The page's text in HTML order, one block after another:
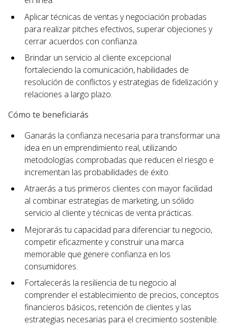
Aplicar técnicas de ventas y negociación probadas
para realizar pitches efectivos, superar objeciones y
cerrar acuerdos con confianza.
Brindar un servicio al cliente excepcional
fortaleciendo la comunicación, habilidades de
resolución de conflictos y estrategias de fidelización y
relaciones a largo plazo.
Cómo te beneficiarás
Ganarás la confianza necesaria para transformar una
idea en un emprendimiento real, utilizando
metodologías comprobadas que reducen el riesgo e
incrementan las probabilidades de éxito.
Atraerás a tus primeros clientes con mayor facilidad
al combinar estrategias de marketing, un sólido
servicio al cliente y técnicas de venta prácticas.
Mejorarás tu capacidad para diferenciar tu negocio,
competir eficazmente y construir una marca
memorable que genere confianza en los
consumidores.
Fortalecerás la resiliencia de tu negocio al
comprender el establecimiento de precios, conceptos
financieros básicos, retención de clientes y las
estrategias necesarias para el crecimiento sostenible.